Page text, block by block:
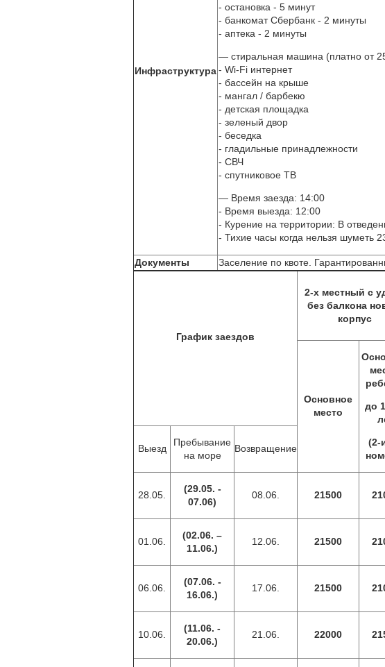
Инфраструктура
- остановка - 5 минут
- банкомат Сбербанк - 2 минуты
- аптека - 2 минуты
— стиральная машина (платно от
- Wi-Fi интернет
- бассейн на крыше
- мангал / барбекю
- детская площадка
- зеленый двор
- беседка
- гладильные принадлежности
- СВЧ
- спутниковое ТВ
— Время заезда: 14:00
- Время выезда: 12:00
- Курение на территории: В
- Тихие часы когда нельзя шуметь
Документы Заселение по квоте.
График заездов
2-х местный с
без балкона
корпус
Основное
место
до
(2-
Выезд
Пребывание
на море
Возвращение
28.05.
(29.05. -
07.06)
08.06. 21500
01.06.
(02.06. –
11.06.)
12.06. 21500
06.06.
(07.06. -
16.06.)
17.06. 21500
10.06.
(11.06. -
20.06.)
21.06. 22000